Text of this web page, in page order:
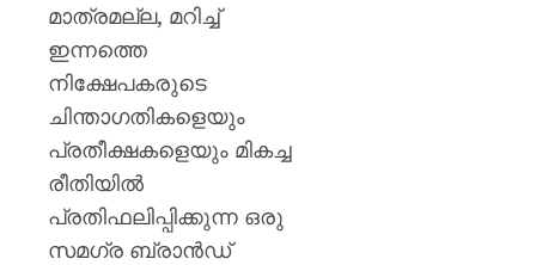
മാത്രമല്ല, മറിച്ച്
ഇന്നത്തെ
നിക്ഷേപകരുടെ
ചിന്താഗതികളെയും
പ്രതീക്ഷകളെയും മികച്ച
രീതിയില്‍
പ്രതിഫലിപ്പിക്കുന്ന ഒരു
സമഗ്ര ബ്രാന്‍ഡ്